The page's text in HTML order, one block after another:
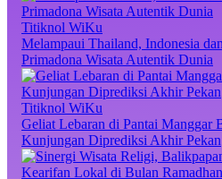
Titiknol WiKu
Melampaui Thailand, Indonesia
Primadona Wisata Autentik Dunia
Titiknol WiKu
Geliat Lebaran di Pantai Manggar
Kunjungan Diprediksi Akhir Pekan